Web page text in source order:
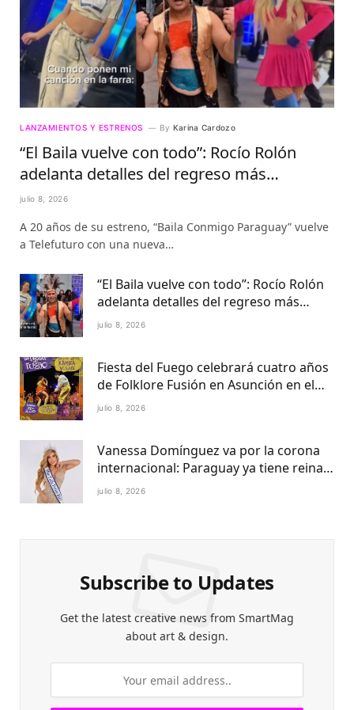
LANZAMIENTOS Y ESTRENOS By Karina Cardozo
“El Baila vuelve con todo”: Rocío Rolón
adelanta detalles del regreso más
esperado de la televisión paraguaya
julio 8, 2026
A 20 años de su estreno, “Baila Conmigo Paraguay” vuelve
a Telefuturo con una nueva…
“El Baila vuelve con todo”: Rocío Rolón
adelanta detalles del regreso más
esperado de la televisión paraguaya
julio 8, 2026
Fiesta del Fuego celebrará cuatro años
de Folklore Fusión en Asunción en el
Centro Cultural del Puerto
julio 8, 2026
Vanessa Domínguez va por la corona
internacional: Paraguay ya tiene reina
Petite 2027
julio 8, 2026
Subscribe to Updates
Get the latest creative news from SmartMag
about art & design.